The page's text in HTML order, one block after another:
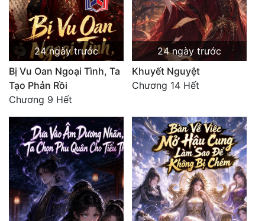
24 ngày trước
Bị Vu Oan Ngoại Tình, Ta
Tạo Phản Rồi
Chương 9 Hết
24 ngày trước
Khuyết Nguyệt
Chương 14 Hết